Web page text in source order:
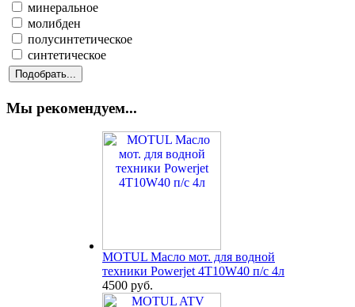
минеральное
молибден
полусинтетическое
синтетическое
Мы рекомендуем...
MOTUL Масло мот. для водной
техники Powerjet 4T10W40 п/с 4л
4500 руб.